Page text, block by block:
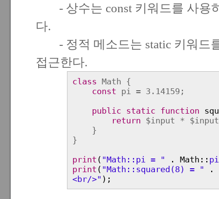
- 상수는 const 키워드를 사용
다.
- 정적 메소드는 static 키워드
접근한다.
class Math {
const pi = 3.14159;
public static function
return $input *
}
}
print ( "Math::pi = " . Math:: pi
print ( "Math::squared(8) = "
.
<br/>" );